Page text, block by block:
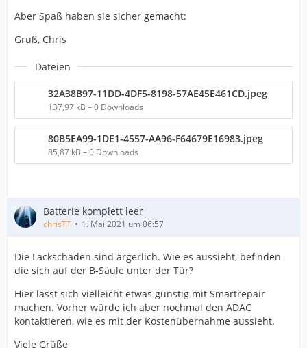
Aber Spaß haben sie sicher gemacht:
Gruß, Chris
Dateien
32A38B97-11DD-4DF5-8198-57AE45E461CD.jpeg
137,97 kB – 0 Downloads
80B5EA99-1DE1-4557-AA96-F64679E16983.jpeg
85,87 kB – 0 Downloads
Batterie komplett leer
chrisTT 1. Mai 2021 um 06:57
Die Lackschäden sind ärgerlich. Wie es aussieht, befinden
die sich auf der B-Säule unter der Tür?
Hier lässt sich vielleicht etwas günstig mit Smartrepair
machen. Vorher würde ich aber nochmal den ADAC
kontaktieren, wie es mit der Kostenübernahme aussieht.
Viele Grüße